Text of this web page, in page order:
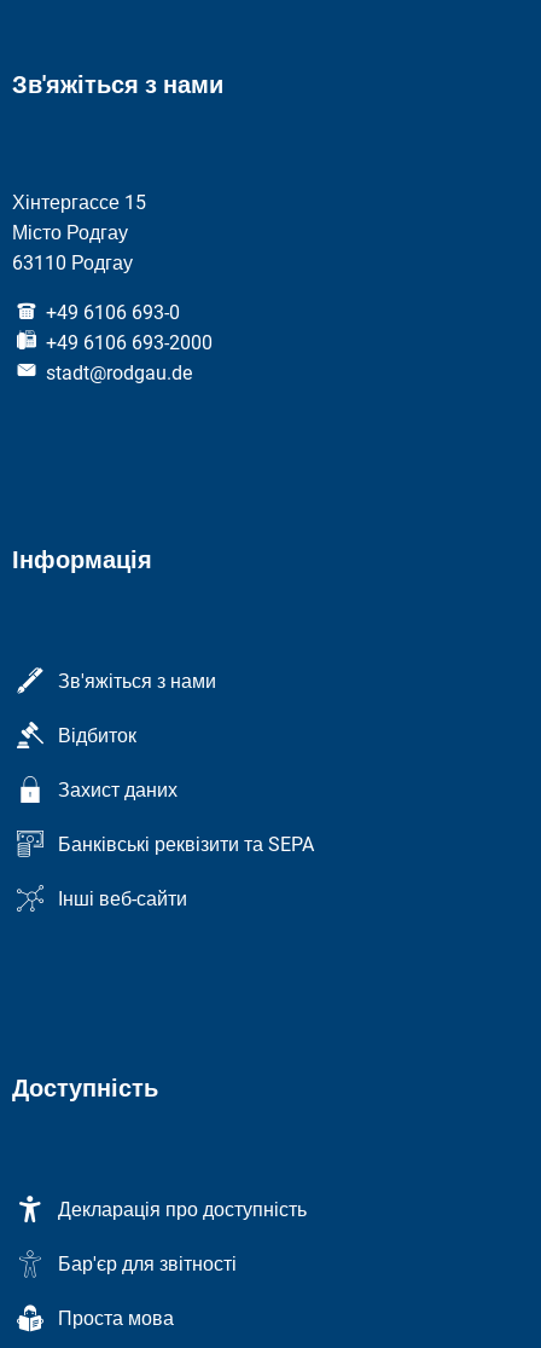
Зв'яжіться з нами
Хінтергассе 15
Місто Родгау
63110 Родгау
+49 6106 693-0
+49 6106 693-2000
stadt@rodgau.de
Інформація
Зв'яжіться з нами
Відбиток
Захист даних
Банківські реквізити та SEPA
Інші веб-сайти
Доступність
Декларація про доступність
Бар'єр для звітності
Проста мова